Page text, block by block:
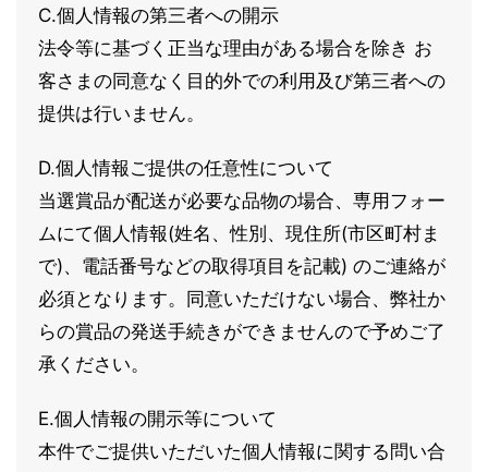
C.個人情報の第三者への開示
法令等に基づく正当な理由がある場合を除き お
客さまの同意なく目的外での利用及び第三者への
提供は行いません。
D.個人情報ご提供の任意性について
当選賞品が配送が必要な品物の場合、専用フォー
ムにて個人情報(姓名、性別、現住所(市区町村ま
で)、電話番号などの取得項目を記載) のご連絡が
必須となります。同意いただけない場合、弊社か
らの賞品の発送手続きができませんので予めご了
承ください。
E.個人情報の開示等について
本件でご提供いただいた個人情報に関する問い合